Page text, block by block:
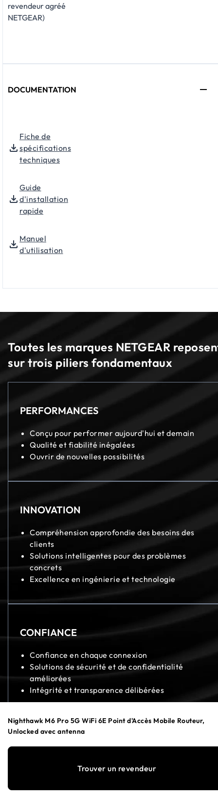
revendeur agréé
NETGEAR)
DOCUMENTATION
Fiche de
spécifications
techniques
Guide
d'installation
rapide
Manuel
d'utilisation
Toutes les marques NETGEAR
sur trois piliers fondamentaux
PERFORMANCES
Conçu pour performer aujourd'hui et demain
Qualité et fiabilité inégalées
Ouvrir de nouvelles possibilités
INNOVATION
Compréhension approfondie des besoins des
clients
Solutions intelligentes pour des problèmes
concrets
Excellence en ingénierie et technologie
CONFIANCE
Confiance en chaque connexion
Solutions de sécurité et de confidentialité
améliorées
Intégrité et transparence délibérées
Notes de bas de page :
Ce routeur mobile a une vitesse 5G maximale allant jusqu'à 8
notamment (mais sans s'y limiter) la prise en charge par votre
Nighthawk M6 Pro 5G WiFi 6E Point d'Accès Mobile Routeur,
Unlocked avec antenna
Trouver un revendeur